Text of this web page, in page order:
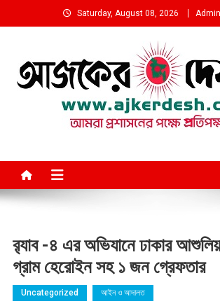
to
Saturday, August 08, 2026
র‍্যাব -৪ এর অভিযানে ঢাকার
গ্রাম হেরোইন সহ ১ জন গ্রেফতার
Uncategorized আইন ও আদালত